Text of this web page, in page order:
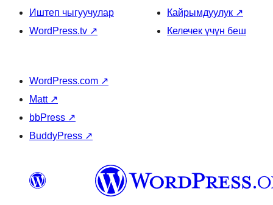
Иштеп чыгуучулар
WordPress.tv ↗
Кайрымдуулук ↗
Келечек үчүн беш
WordPress.com ↗
Matt ↗
bbPress ↗
BuddyPress ↗